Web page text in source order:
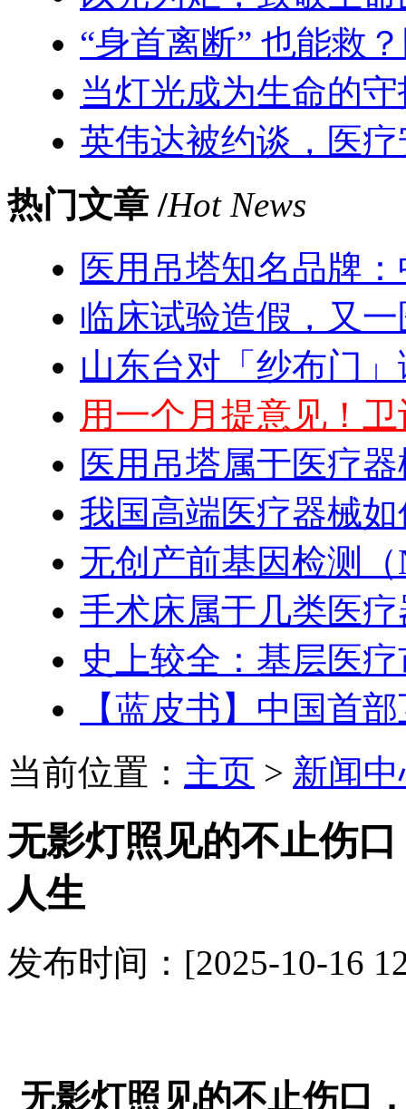
“身首离断” 也能救
当灯光成为生命的
英伟达被约谈，医
热门文章 /Hot News
医用吊塔知名品牌
临床试验造假，又
山东台对「纱布门
用一个月提意见！
医用吊塔属于医疗
我国高端医疗器械
无创产前基因检测
手术床属于几类医
史上较全：基层医
【蓝皮书】中国首
当前位置： 主页 > 新闻
无影灯照见的不止伤
人生
发布时间：[2025-10-16
无影灯照见的不止伤口